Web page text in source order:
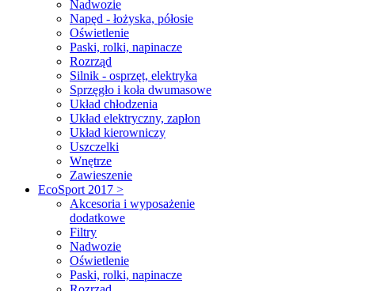
Nadwozie
Napęd - łożyska, półosie
Oświetlenie
Paski, rolki, napinacze
Rozrząd
Silnik - osprzęt, elektryka
Sprzęgło i koła dwumasowe
Układ chłodzenia
Układ elektryczny, zapłon
Układ kierowniczy
Uszczelki
Wnętrze
Zawieszenie
EcoSport 2017 >
Akcesoria i wyposażenie
dodatkowe
Filtry
Nadwozie
Oświetlenie
Paski, rolki, napinacze